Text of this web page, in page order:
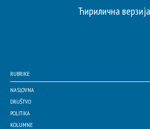
Ћирилична верзија
RUBRIKE
NASLOVNA
DRUŠTVO
POLITIKA
KOLUMNE